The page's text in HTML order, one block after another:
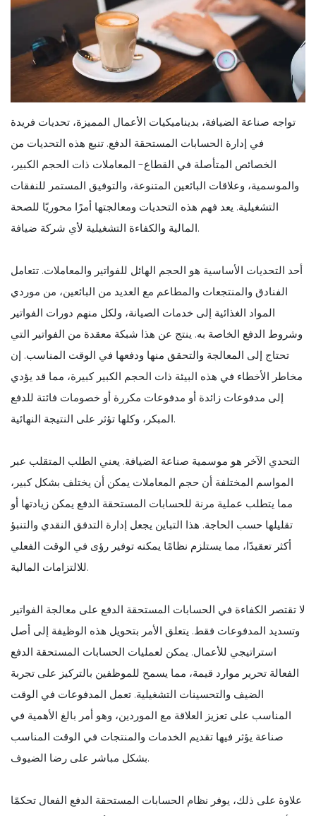
تواجه صناعة الضيافة، بديناميكيات الأعمال المميزة، تحديات فريدة
في إدارة الحسابات المستحقة الدفع. تنبع هذه التحديات من
الخصائص المتأصلة في القطاع- المعاملات ذات الحجم الكبير،
والموسمية، وعلاقات البائعين المتنوعة، والتوفيق المستمر للنفقات
التشغيلية. يعد فهم هذه التحديات ومعالجتها أمرًا محوريًا للصحة
المالية والكفاءة التشغيلية لأي شركة ضيافة.
أحد التحديات الأساسية هو الحجم الهائل للفواتير والمعاملات. تتعامل
الفنادق والمنتجعات والمطاعم مع العديد من البائعين، من موردي
المواد الغذائية إلى خدمات الصيانة، ولكل منهم دورات الفواتير
وشروط الدفع الخاصة به. ينتج عن هذا شبكة معقدة من الفواتير التي
تحتاج إلى المعالجة والتحقق منها ودفعها في الوقت المناسب. إن
مخاطر الأخطاء في هذه البيئة ذات الحجم الكبير كبيرة، مما قد يؤدي
إلى مدفوعات زائدة أو مدفوعات مكررة أو خصومات فائتة للدفع
المبكر، وكلها تؤثر على النتيجة النهائية.
التحدي الآخر هو موسمية صناعة الضيافة. يعني الطلب المتقلب عبر
المواسم المختلفة أن حجم المعاملات يمكن أن يختلف بشكل كبير،
مما يتطلب عملية مرنة للحسابات المستحقة الدفع يمكن زيادتها أو
تقليلها حسب الحاجة. هذا التباين يجعل إدارة التدفق النقدي والتنبؤ
أكثر تعقيدًا، مما يستلزم نظامًا يمكنه توفير رؤى في الوقت الفعلي
للالتزامات المالية.
لا تقتصر الكفاءة في الحسابات المستحقة الدفع على معالجة الفواتير
وتسديد المدفوعات فقط. يتعلق الأمر بتحويل هذه الوظيفة إلى أصل
استراتيجي للأعمال. يمكن لعمليات الحسابات المستحقة الدفع
الفعالة تحرير موارد قيمة، مما يسمح للموظفين بالتركيز على تجربة
الضيف والتحسينات التشغيلية. تعمل المدفوعات في الوقت
المناسب على تعزيز العلاقة مع الموردين، وهو أمر بالغ الأهمية في
صناعة يؤثر فيها تقديم الخدمات والمنتجات في الوقت المناسب
بشكل مباشر على رضا الضيوف.
علاوة على ذلك، يوفر نظام الحسابات المستحقة الدفع الفعال تحكمًا